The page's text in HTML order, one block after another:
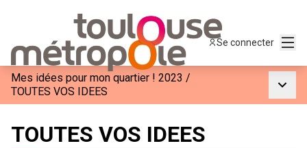
Se connecter
Mes idées pour mon quartier ! 2023 /
TOUTES VOS IDEES
TOUTES VOS IDEES